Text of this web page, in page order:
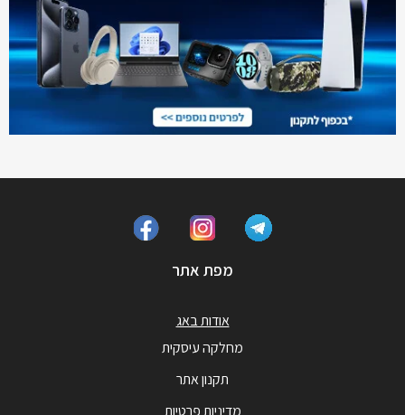
מפת אתר
אודות באג
מחלקה עיסקית
תקנון אתר
מדיניות פרטיות